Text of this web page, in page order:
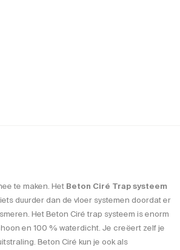
te maken. Het Beton Ciré Trap systeem
duurder dan de vloer systemen doordat er
Het Beton Ciré trap systeem is enorm
en 100 % waterdicht. Je creëert zelf je
Beton Ciré kun je ook als